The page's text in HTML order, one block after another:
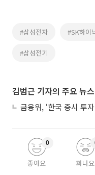
#삼성전자 #SK하이
#삼성전기
김범근 기자의 주요 뉴스
좋아요
0
화나요